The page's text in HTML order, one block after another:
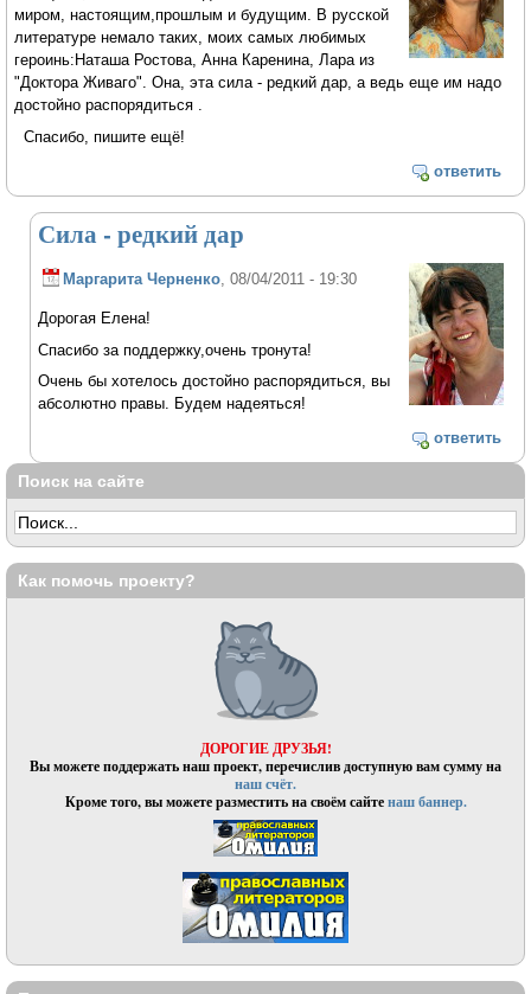
миром, настоящим,прошлым и будущим. В русской
литературе немало таких, моих самых любимых
героинь:Наташа Ростова, Анна Каренина, Лара из
"Доктора Живаго". Она, эта сила - редкий дар, а ведь еще им надо
достойно распорядиться .
Спасибо, пишите ещё!
ответить
Сила - редкий дар
Маргарита Черненко, 08/04/2011 - 19:30
Дорогая Елена!
Спасибо за поддержку,очень тронута!
Очень бы хотелось достойно распорядиться, вы
абсолютно правы. Будем надеяться!
ответить
Поиск на сайте
Как помочь проекту?
ДОРОГИЕ ДРУЗЬЯ!
Вы можете поддержать наш проект, перечислив доступную вам сумму на
наш счёт.
Кроме того, вы можете разместить на своём сайтенаш баннер.